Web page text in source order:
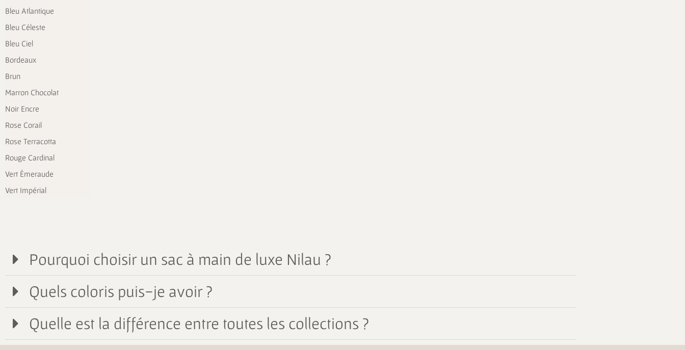
Bleu Atlantique
Bleu Céleste
Bleu Ciel
Bordeaux
Brun
Marron Chocolat
Noir Encre
Rose Corail
Rose Terracotta
Rouge Cardinal
Vert Émeraude
Vert Impérial
Pourquoi choisir un sac à main de luxe Nilau ?
Quels coloris puis-je avoir ?
Quelle est la différence entre toutes les collections ?